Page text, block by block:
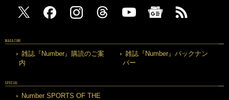
MAGAZINE
雑誌『Number』購読のご案
内
雑誌『Number』バックナン
バー
SPECIAL
Number SPORTS OF THE